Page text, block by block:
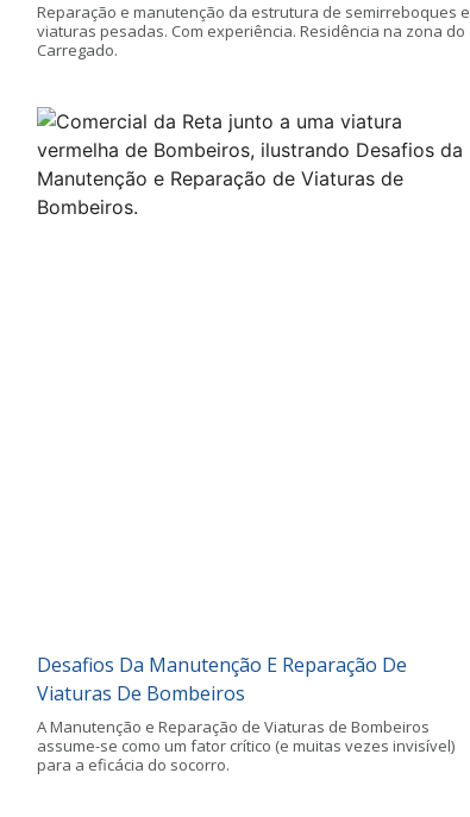
Reparação e manutenção da estrutura de semirreboques e
viaturas pesadas. Com experiência. Residência na zona do
Carregado.
Desafios Da Manutenção E Reparação De
Viaturas De Bombeiros
A Manutenção e Reparação de Viaturas de Bombeiros
assume-se como um fator crítico (e muitas vezes invisível)
para a eficácia do socorro.